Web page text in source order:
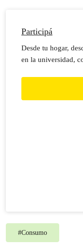
Participá
Desde tu hogar,
en la universidad,
#Consumo